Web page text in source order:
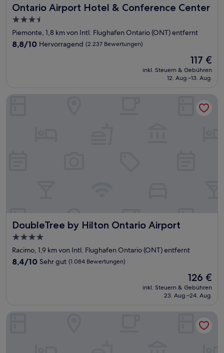
Ontario Airport Hotel & Conference Center
Ontario Airport Hotel & Conference Center
3.5-
Sterne-
Unterkunft
Piemonte, 1,8 km von Intl. Flughafen Ontario (ONT) entfernt
8.8
8,8/10 Hervorragend (2.237 Bewertungen)
Der
Preis
beträgt
117 €
inkl. Steuern & Gebühren
12. Aug.–13. Aug.
DoubleTree by Hilton Ontario Airport
DoubleTree by Hilton Ontario Airport
4.0-
Sterne-
Unterkunft
Racimo, 1,9 km von Intl. Flughafen Ontario (ONT) entfernt
8.4
Bewertungen)
8,4/10 Sehr gut (1.084 Bewertungen)
Der
Preis
beträgt
126 €
inkl. Steuern & Gebühren
23. Aug.–24. Aug.
DoubleTree by Hilton Ontario Airport